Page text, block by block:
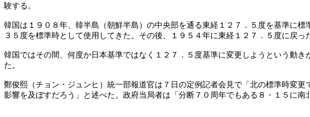
験する。
韓国は１９０８年、韓半島（朝鮮半島）の中央部を通る東経１２７．５度を基準に
３５度を標準時として使用してきた。その後、１９５４年に東経１２７．５度に戻
韓国ではその間、何度か日本基準ではなく１２７．５度基準に変更しようという動
た。
鄭俊熙（チョン・ジュンヒ）統一部報道官は７日の定例記者会見で「北の標準時変
影響を及ぼすだろう」と述べた。政府当局者は「分断７０周年でもある８・１５に南